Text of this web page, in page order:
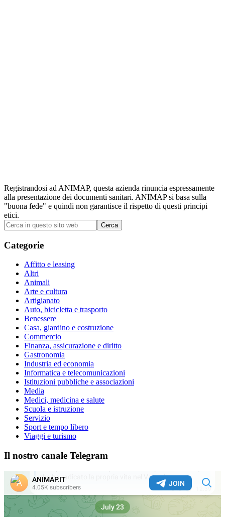
Registrandosi ad ANIMAP, questa azienda rinuncia espressamente
alla presentazione dei documenti sanitari. ANIMAP si basa sulla
"buona fede" e quindi non garantisce il rispetto di questi principi
etici.
Barra
laterale
primaria
Cerca
in
questo
sito
Categorie
Affitto e leasing
Altri
Animali
Arte e cultura
Artigianato
Auto, bicicletta e trasporto
Benessere
Casa, giardino e costruzione
Commercio
Finanza, assicurazione e diritto
Gastronomia
Industria ed economia
Informatica e telecomunicazioni
Istituzioni pubbliche e associazioni
Media
Medici, medicina e salute
Scuola e istruzione
Servizio
Sport e tempo libero
Viaggi e turismo
Il nostro canale Telegram